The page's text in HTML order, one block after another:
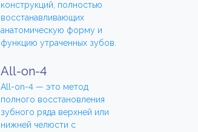
конструкций, полностью
восстанавливающих
анатомическую форму и
функцию утраченных зубов.
All-on-4
All-on-4 — это метод
полного восстановления
зубного ряда верхней или
нижней челюсти с